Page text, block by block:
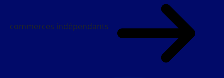
commerces indépendants